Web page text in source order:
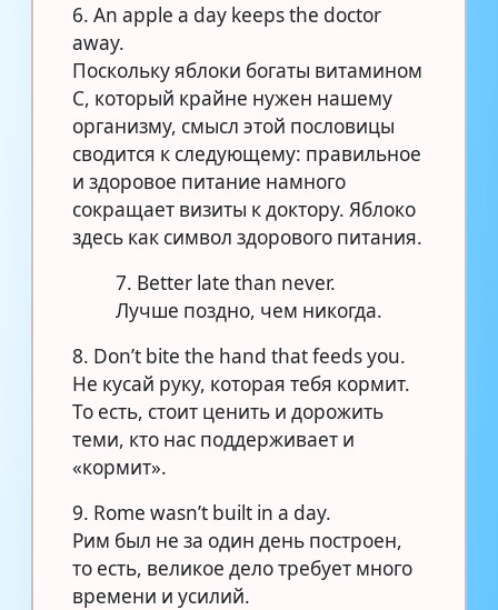
6. An apple a day keeps the doctor
away.
Поскольку яблоки богаты витамином
С, который крайне нужен нашему
организму, смысл этой пословицы
сводится к следующему: правильное
и здоровое питание намного
сокращает визиты к доктору. Яблоко
здесь как символ здорового питания.
7. Better late than never.
Лучше поздно, чем никогда.
8. Don’t bite the hand that feeds you.
Не кусай руку, которая тебя кормит.
То есть, стоит ценить и дорожить
теми, кто нас поддерживает и
«кормит».
9. Rome wasn’t built in a day.
Рим был не за один день построен,
то есть, великое дело требует много
времени и усилий.